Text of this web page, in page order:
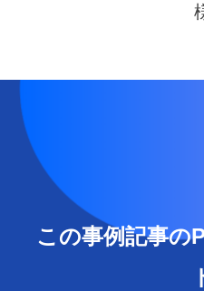
この事例記事の